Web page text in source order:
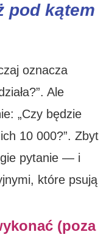
pod kątem
oznacza
Ale
„Czy będzie
10 000?”. Zbyt
pytanie — i
które psują
(poza